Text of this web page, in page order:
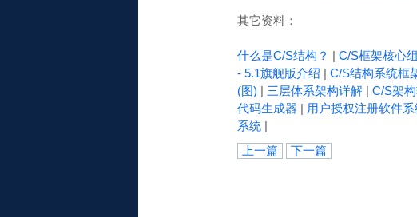
其它资料：
什么是C/S结构？ | C/S框架核心
- 5.1旗舰版介绍 | C/S结构系统框
(图) | 三层体系架构详解| C/S架
代码生成器 | 用户授权注册软件系
系统|
上一篇
下一篇